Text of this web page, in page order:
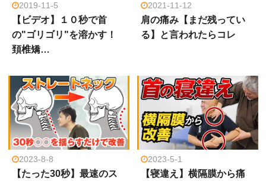
2019-11-5
【ビデオ】１０秒で首
の"ゴリゴリ"を溶かす！
頚椎矯…
2021-11-12
肩の痛み【まだ残ってい
る】と言われたらコレ
2023-8-8
【たった30秒】最速のス
2023-5-1
【寝違え】横隔膜から痛